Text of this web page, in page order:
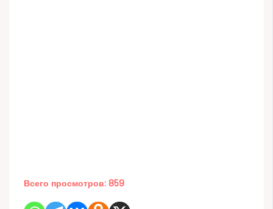
Всего просмотров: 859